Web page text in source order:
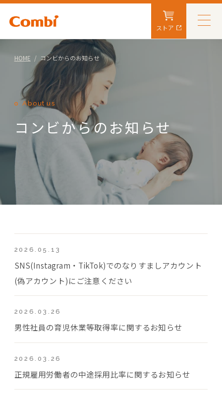
ストア
HOME コンビからのお知らせ
About us
コンビからのお知らせ
2026.05.13
SNS(Instagram・TikTok)でのなりすましアカウント
(偽アカウント)にご注意ください
2026.03.26
男性社員の育児休業等取得率に関するお知らせ
2026.03.26
正規雇用労働者の中途採用比率に関するお知らせ